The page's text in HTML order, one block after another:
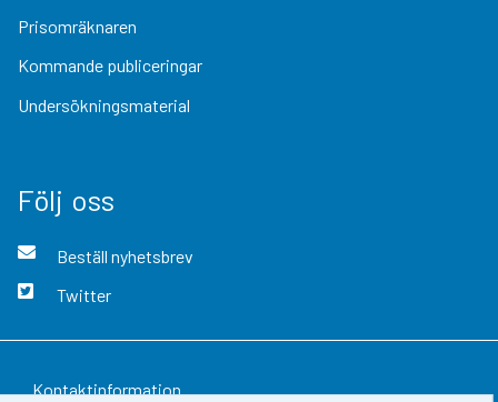
Prisomräknaren
Kommande publiceringar
Undersökningsmaterial
Följ oss
Beställ nyhetsbrev
Twitter
Kontaktinformation